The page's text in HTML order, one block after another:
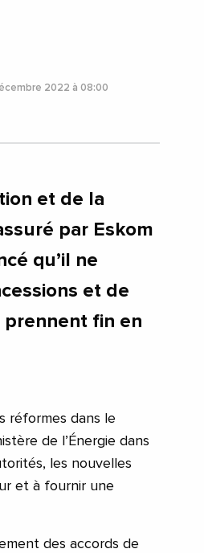
2022 à 08:00
et de la
par Eskom
qu’il ne
et de
prennent fin en
réformes dans le
de l’Énergie dans
les nouvelles
et à fournir une
des accords de